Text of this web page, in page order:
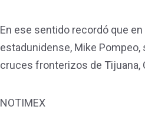
En ese sentido recordó que
estadunidense, Mike
cruces fronterizos de Tijuana,
NOTIMEX